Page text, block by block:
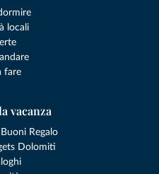
locali
fare
vacanza
Regalo
Dolomiti